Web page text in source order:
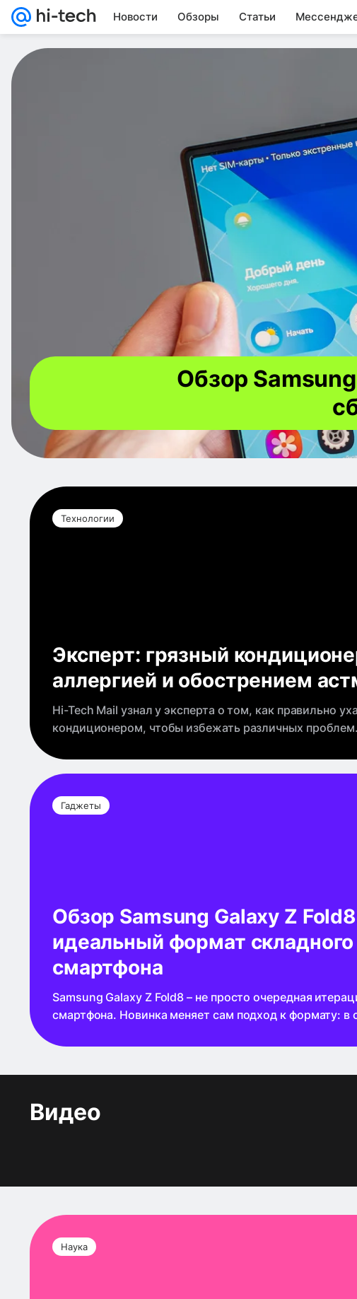
Новости Обзоры Статьи
Обзор
Технологии
Эксперт: грязный
аллергией и обострением
Hi-Tech Mail узнал у эксперта о том, как правильно
кондиционером, чтобы избежать различных проблем.
Гаджеты
Обзор Samsung Galaxy Z
идеальный формат складного
смартфона
Samsung Galaxy Z Fold8 – не просто очередная
смартфона. Новинка меняет сам подход к формату: в
в раскрытом – полноценный мини-планшет с
Видео
Наука